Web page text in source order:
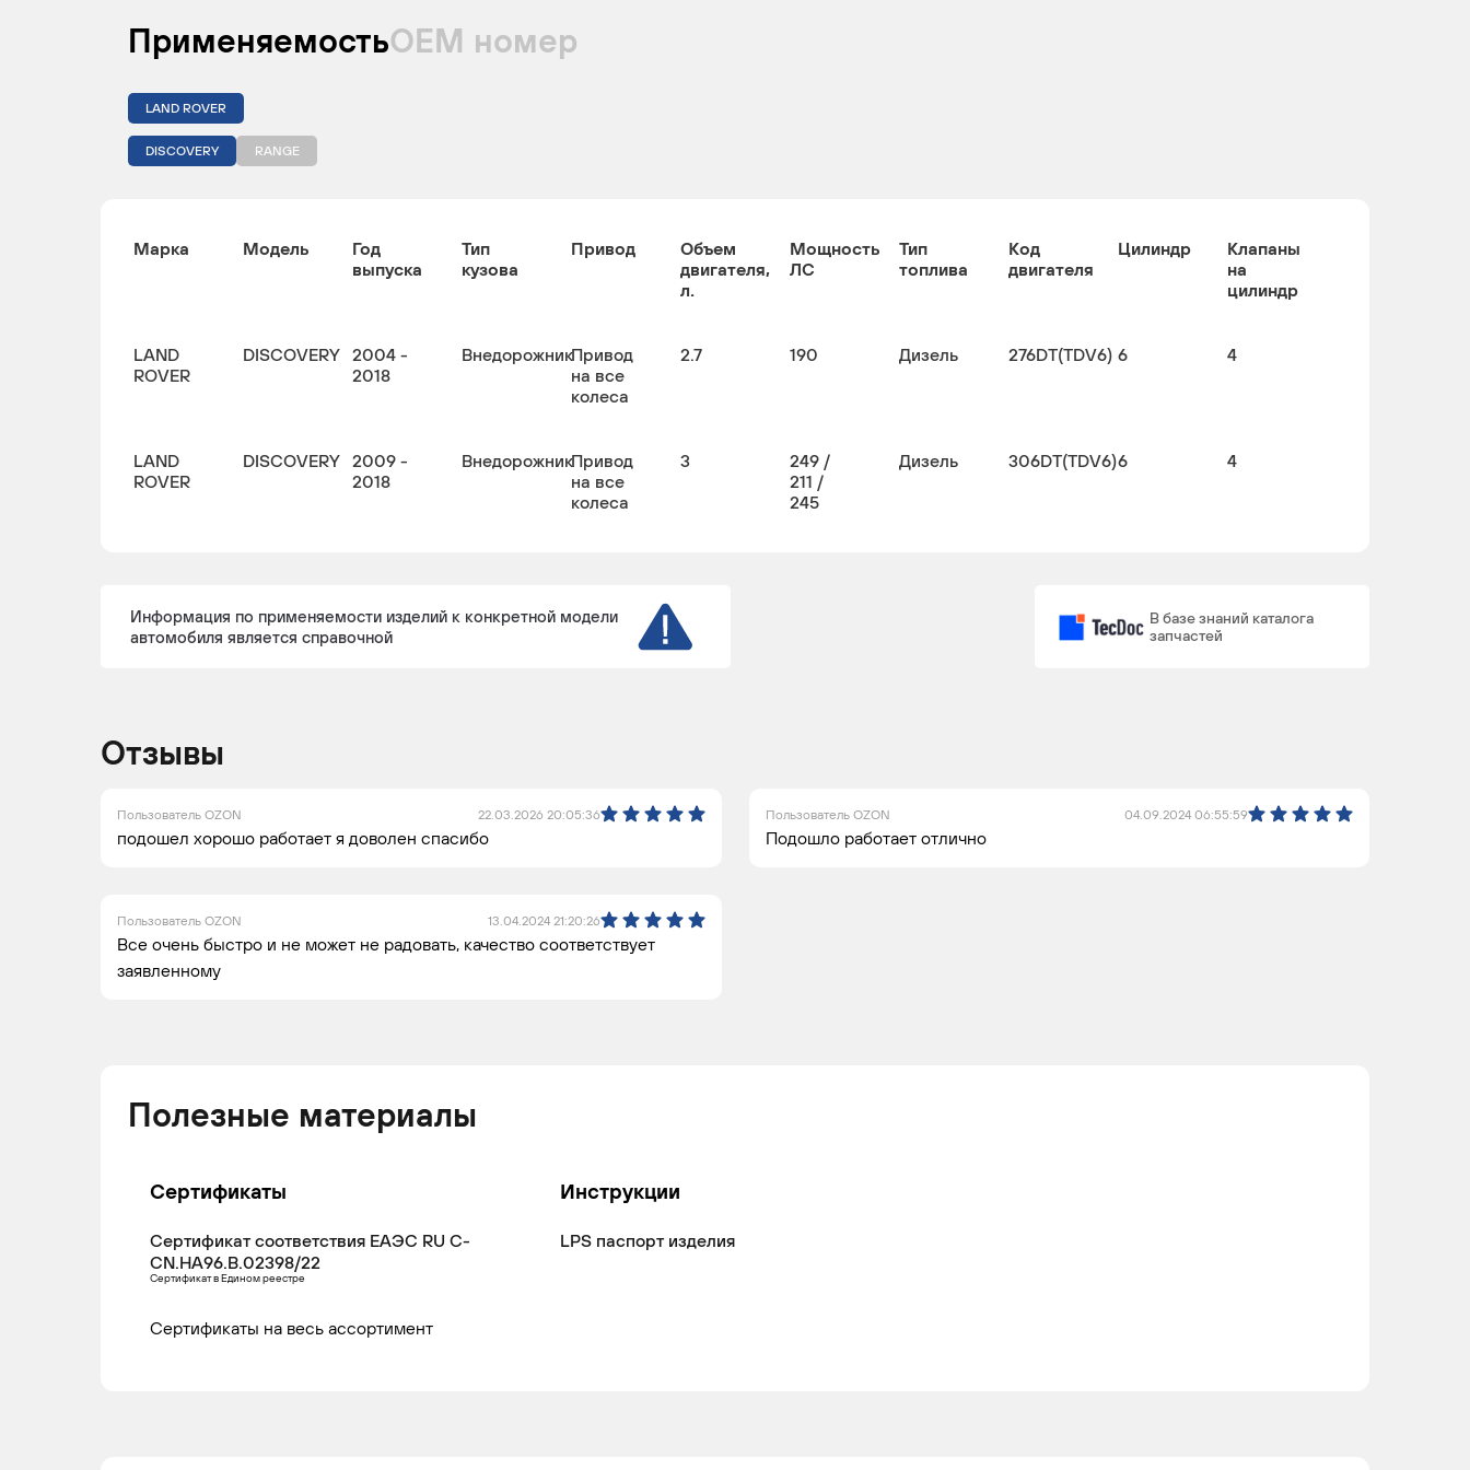
ПрименяемостьОЕМ номер
LAND ROVER
DISCOVERY RANGE
Марка Модель
Год
выпуска
Тип
кузова
Привод
Объем
двигателя,
л.
Мощность
ЛС
Тип
топлива
Код
двигателя
Цилиндр
Клапаны
на
цилиндр
LAND
ROVER
DISCOVERY
2004 -
2018
ВнедорожникПривод
на все
колеса
2.7 190 Дизель 276DT(TDV6) 6 4
LAND
ROVER
DISCOVERY
2009 -
2018
ВнедорожникПривод
на все
колеса
3
249 /
211 /
245
Дизель 306DT(TDV6)6 4
Информация по применяемости изделий к конкретной модели
автомобиля является справочной
В базе знаний каталога
запчастей
Отзывы
Пользователь OZON 22.03.2026 20:05:36
подошел хорошо работает я доволен спасибо
Пользователь OZON 04.09.2024 06:55:59
Подошло работает отлично
Пользователь OZON 13.04.2024 21:20:26
Все очень быстро и не может не радовать, качество соответствует
заявленному
Полезные материалы
Сертификаты
Сертификат соответствия ЕАЭС RU С-
CN.НА96.В.02398/22
Сертификат в Едином реестре
Сертификаты на весь ассортимент
Инструкции
LPS паспорт изделия